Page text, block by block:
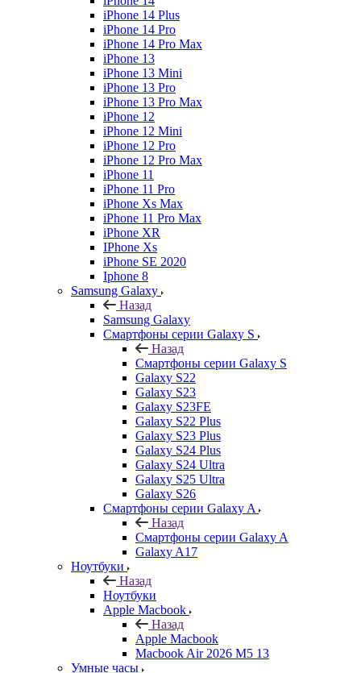
iPhone 14 Plus
iPhone 14 Pro
iPhone 14 Pro Max
iPhone 13
iPhone 13 Mini
iPhone 13 Pro
iPhone 13 Pro Max
iPhone 12
iPhone 12 Mini
iPhone 12 Pro
iPhone 12 Pro Max
iPhone 11
iPhone 11 Pro
iPhone Xs Max
iPhone 11 Pro Max
iPhone XR
IPhone Xs
iPhone SE 2020
Iphone 8
Samsung Galaxy
Назад
Samsung Galaxy
Смартфоны серии Galaxy S
Назад
Смартфоны серии Galaxy S
Galaxy S22
Galaxy S23
Galaxy S23FE
Galaxy S22 Plus
Galaxy S23 Plus
Galaxy S24 Plus
Galaxy S24 Ultra
Galaxy S25 Ultra
Galaxy S26
Смартфоны серии Galaxy A
Назад
Смартфоны серии Galaxy A
Galaxy A17
Ноутбуки
Назад
Ноутбуки
Apple Macbook
Назад
Apple Macbook
Macbook Air 2026 M5 13
Умные часы